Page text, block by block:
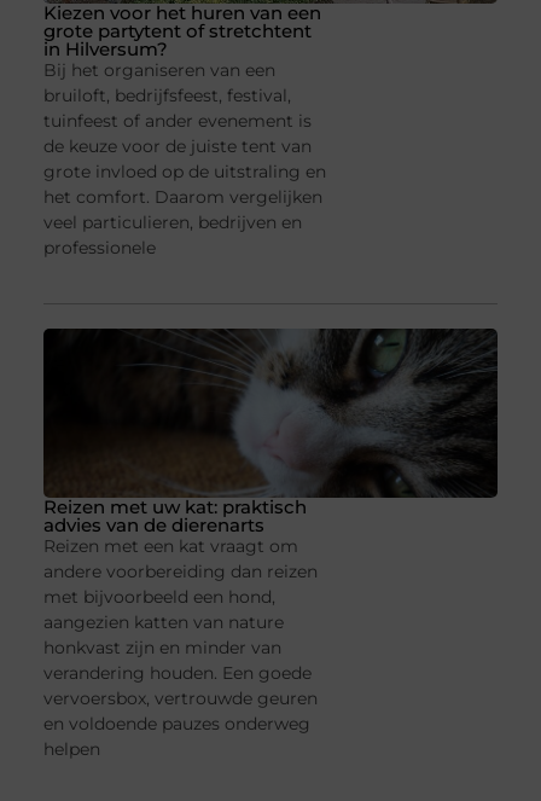
Kiezen voor het huren van een
grote partytent of stretchtent
in Hilversum?
Bij het organiseren van een
bruiloft, bedrijfsfeest, festival,
tuinfeest of ander evenement is
de keuze voor de juiste tent van
grote invloed op de uitstraling en
het comfort. Daarom vergelijken
veel particulieren, bedrijven en
professionele
Reizen met uw kat: praktisch
advies van de dierenarts
Reizen met een kat vraagt om
andere voorbereiding dan reizen
met bijvoorbeeld een hond,
aangezien katten van nature
honkvast zijn en minder van
verandering houden. Een goede
vervoersbox, vertrouwde geuren
en voldoende pauzes onderweg
helpen